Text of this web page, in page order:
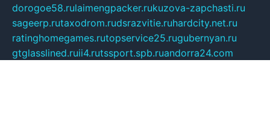
dorogoe58.rulaimengpacker.rukuzova-zapchasti.ru
sageerp.rutaxodrom.rudsrazvitie.ruhardcity.net.ru
ratinghomegames.rutopservice25.rugubernyan.ru
gtglasslined.ruii4.rutssport.spb.ruandorra24.com